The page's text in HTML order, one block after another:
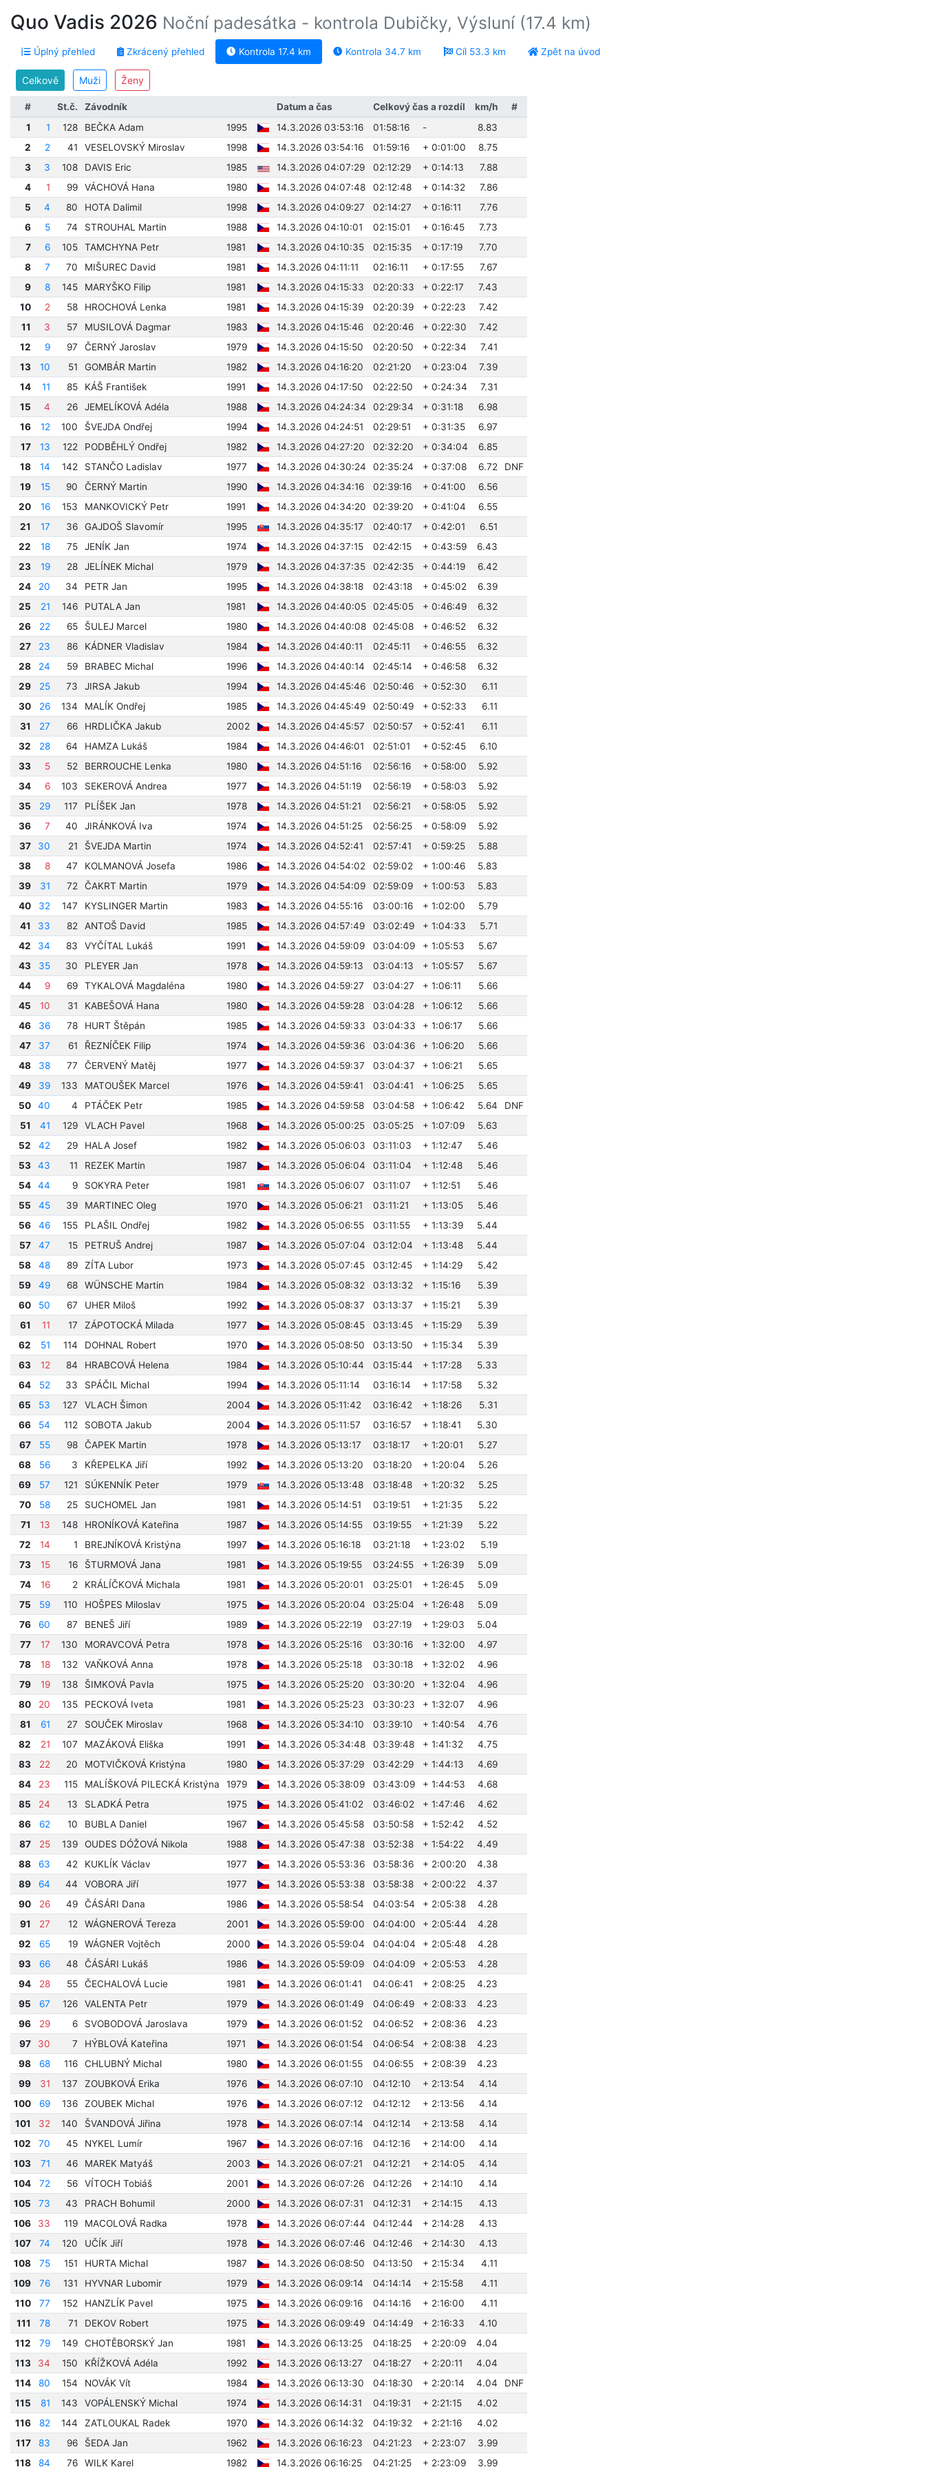
Quo Vadis 2026 Noční padesátka - kontrola Dubičky, Výsluní (17.4 km)
Úplný přehled Zkrácený přehled Kontrola 17.4 km Kontrola 34.7 km Cíl 53.3 km Zpět na úvod
Celkově Muži Ženy
# St.č. Závodník Datum a čas Celkový čas a rozdíl km/h
#
1
1 128 BEČKA Adam 1995 14.3.2026 03:53:16 01:58:16 -
8.83
2
2 41 VESELOVSKÝ Miroslav 1998 14.3.2026 03:54:16 01:59:16 + 0:01:00
8.75
3
3 108 DAVIS Eric 1985 14.3.2026 04:07:29 02:12:29 + 0:14:13
7.88
4
1 99 VÁCHOVÁ Hana 1980 14.3.2026 04:07:48 02:12:48 + 0:14:32
7.86
5
4 80 HOTA Dalimil 1998 14.3.2026 04:09:27 02:14:27 + 0:16:11
7.76
6
5 74 STROUHAL Martin 1988 14.3.2026 04:10:01 02:15:01 + 0:16:45
7.73
7
6 105 TAMCHYNA Petr 1981 14.3.2026 04:10:35 02:15:35 + 0:17:19
7.70
8
7 70 MIŠUREC David 1981 14.3.2026 04:11:11 02:16:11 + 0:17:55
7.67
9
8 145 MARYŠKO Filip 1981 14.3.2026 04:15:33 02:20:33 + 0:22:17
7.43
10
2 58 HROCHOVÁ Lenka 1981 14.3.2026 04:15:39 02:20:39 + 0:22:23
7.42
11
3 57 MUSILOVÁ Dagmar 1983 14.3.2026 04:15:46 02:20:46 + 0:22:30
7.42
12
9 97 ČERNÝ Jaroslav 1979 14.3.2026 04:15:50 02:20:50 + 0:22:34
7.41
13
10 51 GOMBÁR Martin 1982 14.3.2026 04:16:20 02:21:20 + 0:23:04
7.39
14
11 85 KÁŠ František 1991 14.3.2026 04:17:50 02:22:50 + 0:24:34
7.31
15
4 26 JEMELÍKOVÁ Adéla 1988 14.3.2026 04:24:34 02:29:34 + 0:31:18
6.98
16
12 100 ŠVEJDA Ondřej 1994 14.3.2026 04:24:51 02:29:51 + 0:31:35
6.97
17
13 122 PODBĚHLÝ Ondřej 1982 14.3.2026 04:27:20 02:32:20 + 0:34:04
6.85
18
14 142 STANČO Ladislav 1977 14.3.2026 04:30:24 02:35:24 + 0:37:08 6.72
DNF
19
15 90 ČERNÝ Martin 1990 14.3.2026 04:34:16 02:39:16 + 0:41:00
6.56
20
16 153 MANKOVICKÝ Petr 1991 14.3.2026 04:34:20 02:39:20 + 0:41:04
6.55
21
17 36 GAJDOŠ Slavomír 1995 14.3.2026 04:35:17 02:40:17 + 0:42:01
6.51
22
18 75 JENÍK Jan 1974 14.3.2026 04:37:15 02:42:15 + 0:43:59
6.43
23
19 28 JELÍNEK Michal 1979 14.3.2026 04:37:35 02:42:35 + 0:44:19
6.42
24
20 34 PETR Jan 1995 14.3.2026 04:38:18 02:43:18 + 0:45:02
6.39
25
21 146 PUTALA Jan 1981 14.3.2026 04:40:05 02:45:05 + 0:46:49
6.32
26
22 65 ŠULEJ Marcel 1980 14.3.2026 04:40:08 02:45:08 + 0:46:52
6.32
27
23 86 KÁDNER Vladislav 1984 14.3.2026 04:40:11 02:45:11 + 0:46:55
6.32
28
24 59 BRABEC Michal 1996 14.3.2026 04:40:14 02:45:14 + 0:46:58
6.32
29
25 73 JIRSA Jakub 1994 14.3.2026 04:45:46 02:50:46 + 0:52:30
6.11
30
26 134 MALÍK Ondřej 1985 14.3.2026 04:45:49 02:50:49 + 0:52:33
6.11
31
27 66 HRDLIČKA Jakub 2002 14.3.2026 04:45:57 02:50:57 + 0:52:41
6.11
32
28 64 HAMZA Lukáš 1984 14.3.2026 04:46:01 02:51:01 + 0:52:45
6.10
33
5 52 BERROUCHE Lenka 1980 14.3.2026 04:51:16 02:56:16 + 0:58:00
5.92
34
6 103 SEKEROVÁ Andrea 1977 14.3.2026 04:51:19 02:56:19 + 0:58:03
5.92
35
29 117 PLÍŠEK Jan 1978 14.3.2026 04:51:21 02:56:21 + 0:58:05
5.92
36
7 40 JIRÁNKOVÁ Iva 1974 14.3.2026 04:51:25 02:56:25 + 0:58:09
5.92
37
30 21 ŠVEJDA Martin 1974 14.3.2026 04:52:41 02:57:41 + 0:59:25
5.88
38
8 47 KOLMANOVÁ Josefa 1986 14.3.2026 04:54:02 02:59:02 + 1:00:46
5.83
39
31 72 ČAKRT Martin 1979 14.3.2026 04:54:09 02:59:09 + 1:00:53
5.83
40
32 147 KYSLINGER Martin 1983 14.3.2026 04:55:16 03:00:16 + 1:02:00
5.79
41
33 82 ANTOŠ David 1985 14.3.2026 04:57:49 03:02:49 + 1:04:33
5.71
42
34 83 VYČÍTAL Lukáš 1991 14.3.2026 04:59:09 03:04:09 + 1:05:53
5.67
43
35 30 PLEYER Jan 1978 14.3.2026 04:59:13 03:04:13 + 1:05:57
5.67
44
9 69 TYKALOVÁ Magdaléna 1980 14.3.2026 04:59:27 03:04:27 + 1:06:11
5.66
45
10 31 KABEŠOVÁ Hana 1980 14.3.2026 04:59:28 03:04:28 + 1:06:12
5.66
46
36 78 HURT Štěpán 1985 14.3.2026 04:59:33 03:04:33 + 1:06:17
5.66
47
37 61 ŘEZNÍČEK Filip 1974 14.3.2026 04:59:36 03:04:36 + 1:06:20
5.66
48
38 77 ČERVENÝ Matěj 1977 14.3.2026 04:59:37 03:04:37 + 1:06:21
5.65
49
39 133 MATOUŠEK Marcel 1976 14.3.2026 04:59:41 03:04:41 + 1:06:25
5.65
50
40 4 PTÁČEK Petr 1985 14.3.2026 04:59:58 03:04:58 + 1:06:42 5.64
DNF
51
41 129 VLACH Pavel 1968 14.3.2026 05:00:25 03:05:25 + 1:07:09
5.63
52
42 29 HALA Josef 1982 14.3.2026 05:06:03 03:11:03 + 1:12:47
5.46
53
43 11 REZEK Martin 1987 14.3.2026 05:06:04 03:11:04 + 1:12:48
5.46
54
44 9 SOKYRA Peter 1981 14.3.2026 05:06:07 03:11:07 + 1:12:51
5.46
55
45 39 MARTINEC Oleg 1970 14.3.2026 05:06:21 03:11:21 + 1:13:05
5.46
56
46 155 PLAŠIL Ondřej 1982 14.3.2026 05:06:55 03:11:55 + 1:13:39
5.44
57
47 15 PETRUŠ Andrej 1987 14.3.2026 05:07:04 03:12:04 + 1:13:48
5.44
58
48 89 ZÍTA Lubor 1973 14.3.2026 05:07:45 03:12:45 + 1:14:29
5.42
59
49 68 WÜNSCHE Martin 1984 14.3.2026 05:08:32 03:13:32 + 1:15:16
5.39
60
50 67 UHER Miloš 1992 14.3.2026 05:08:37 03:13:37 + 1:15:21
5.39
61
11 17 ZÁPOTOCKÁ Milada 1977 14.3.2026 05:08:45 03:13:45 + 1:15:29
5.39
62
51 114 DOHNAL Robert 1970 14.3.2026 05:08:50 03:13:50 + 1:15:34
5.39
63
12 84 HRABCOVÁ Helena 1984 14.3.2026 05:10:44 03:15:44 + 1:17:28
5.33
64
52 33 SPÁČIL Michal 1994 14.3.2026 05:11:14 03:16:14 + 1:17:58
5.32
65
53 127 VLACH Šimon 2004 14.3.2026 05:11:42 03:16:42 + 1:18:26
5.31
66
54 112 SOBOTA Jakub 2004 14.3.2026 05:11:57 03:16:57 + 1:18:41
5.30
67
55 98 ČAPEK Martin 1978 14.3.2026 05:13:17 03:18:17 + 1:20:01
5.27
68
56 3 KŘEPELKA Jiří 1992 14.3.2026 05:13:20 03:18:20 + 1:20:04
5.26
69
57 121 SÚKENNÍK Peter 1979 14.3.2026 05:13:48 03:18:48 + 1:20:32
5.25
70
58 25 SUCHOMEL Jan 1981 14.3.2026 05:14:51 03:19:51 + 1:21:35
5.22
71
13 148 HRONÍKOVÁ Kateřina 1987 14.3.2026 05:14:55 03:19:55 + 1:21:39
5.22
72
14 1 BREJNÍKOVÁ Kristýna 1997 14.3.2026 05:16:18 03:21:18 + 1:23:02
5.19
73
15 16 ŠTURMOVÁ Jana 1981 14.3.2026 05:19:55 03:24:55 + 1:26:39
5.09
74
16 2 KRÁLÍČKOVÁ Michala 1981 14.3.2026 05:20:01 03:25:01 + 1:26:45
5.09
75
59 110 HOŠPES Miloslav 1975 14.3.2026 05:20:04 03:25:04 + 1:26:48
5.09
76
60 87 BENEŠ Jiří 1989 14.3.2026 05:22:19 03:27:19 + 1:29:03
5.04
77
17 130 MORAVCOVÁ Petra 1978 14.3.2026 05:25:16 03:30:16 + 1:32:00
4.97
78
18 132 VAŇKOVÁ Anna 1978 14.3.2026 05:25:18 03:30:18 + 1:32:02
4.96
79
19 138 ŠIMKOVÁ Pavla 1975 14.3.2026 05:25:20 03:30:20 + 1:32:04
4.96
80
20 135 PECKOVÁ Iveta 1981 14.3.2026 05:25:23 03:30:23 + 1:32:07
4.96
81
61 27 SOUČEK Miroslav 1968 14.3.2026 05:34:10 03:39:10 + 1:40:54
4.76
82
21 107 MAZÁKOVÁ Eliška 1991 14.3.2026 05:34:48 03:39:48 + 1:41:32
4.75
83
22 20 MOTVIČKOVÁ Kristýna 1980 14.3.2026 05:37:29 03:42:29 + 1:44:13
4.69
84
23 115 MALÍŠKOVÁ PILECKÁ Kristýna 1979 14.3.2026 05:38:09 03:43:09 + 1:44:53
4.68
85
24 13 SLADKÁ Petra 1975 14.3.2026 05:41:02 03:46:02 + 1:47:46
4.62
86
62 10 BUBLA Daniel 1967 14.3.2026 05:45:58 03:50:58 + 1:52:42
4.52
87
25 139 OUDES DÓŽOVÁ Nikola 1988 14.3.2026 05:47:38 03:52:38 + 1:54:22
4.49
88
63 42 KUKLÍK Václav 1977 14.3.2026 05:53:36 03:58:36 + 2:00:20
4.38
89
64 44 VOBORA Jiří 1977 14.3.2026 05:53:38 03:58:38 + 2:00:22
4.37
90
26 49 ČÁSÁRI Dana 1986 14.3.2026 05:58:54 04:03:54 + 2:05:38
4.28
91
27 12 WÁGNEROVÁ Tereza 2001 14.3.2026 05:59:00 04:04:00 + 2:05:44
4.28
92
65 19 WÁGNER Vojtěch 2000 14.3.2026 05:59:04 04:04:04 + 2:05:48
4.28
93
66 48 ČÁSÁRI Lukáš 1986 14.3.2026 05:59:09 04:04:09 + 2:05:53
4.28
94
28 55 ČECHALOVÁ Lucie 1981 14.3.2026 06:01:41 04:06:41 + 2:08:25
4.23
95
67 126 VALENTA Petr 1979 14.3.2026 06:01:49 04:06:49 + 2:08:33
4.23
96
29 6 SVOBODOVÁ Jaroslava 1979 14.3.2026 06:01:52 04:06:52 + 2:08:36
4.23
97
30 7 HÝBLOVÁ Kateřina 1971 14.3.2026 06:01:54 04:06:54 + 2:08:38
4.23
98
68 116 CHLUBNÝ Michal 1980 14.3.2026 06:01:55 04:06:55 + 2:08:39
4.23
99
31 137 ZOUBKOVÁ Erika 1976 14.3.2026 06:07:10 04:12:10 + 2:13:54
4.14
100
69 136 ZOUBEK Michal 1976 14.3.2026 06:07:12 04:12:12 + 2:13:56
4.14
101
32 140 ŠVANDOVÁ Jiřina 1978 14.3.2026 06:07:14 04:12:14 + 2:13:58
4.14
102
70 45 NYKEL Lumír 1967 14.3.2026 06:07:16 04:12:16 + 2:14:00
4.14
103
71 46 MAREK Matyáš 2003 14.3.2026 06:07:21 04:12:21 + 2:14:05
4.14
104
72 56 VÍTOCH Tobiáš 2001 14.3.2026 06:07:26 04:12:26 + 2:14:10
4.14
105
73 43 PRACH Bohumil 2000 14.3.2026 06:07:31 04:12:31 + 2:14:15
4.13
106
33 119 MACOLOVÁ Radka 1978 14.3.2026 06:07:44 04:12:44 + 2:14:28
4.13
107
74 120 UČÍK Jiří 1978 14.3.2026 06:07:46 04:12:46 + 2:14:30
4.13
108
75 151 HURTA Michal 1987 14.3.2026 06:08:50 04:13:50 + 2:15:34
4.11
109
76 131 HYVNAR Lubomir 1979 14.3.2026 06:09:14 04:14:14 + 2:15:58
4.11
110
77 152 HANZLÍK Pavel 1975 14.3.2026 06:09:16 04:14:16 + 2:16:00
4.11
111
78 71 DEKOV Robert 1975 14.3.2026 06:09:49 04:14:49 + 2:16:33
4.10
112
79 149 CHOTĚBORSKÝ Jan 1981 14.3.2026 06:13:25 04:18:25 + 2:20:09
4.04
113
34 150 KŘÍŽKOVÁ Adéla 1992 14.3.2026 06:13:27 04:18:27 + 2:20:11
4.04
114
80 154 NOVÁK Vít 1984 14.3.2026 06:13:30 04:18:30 + 2:20:14 4.04
DNF
115
81 143 VOPÁLENSKÝ Michal 1974 14.3.2026 06:14:31 04:19:31 + 2:21:15
4.02
116
82 144 ZATLOUKAL Radek 1970 14.3.2026 06:14:32 04:19:32 + 2:21:16
4.02
117
83 96 ŠEDA Jan 1962 14.3.2026 06:16:23 04:21:23 + 2:23:07
3.99
118
84 76 WILK Karel 1982 14.3.2026 06:16:25 04:21:25 + 2:23:09 3.99